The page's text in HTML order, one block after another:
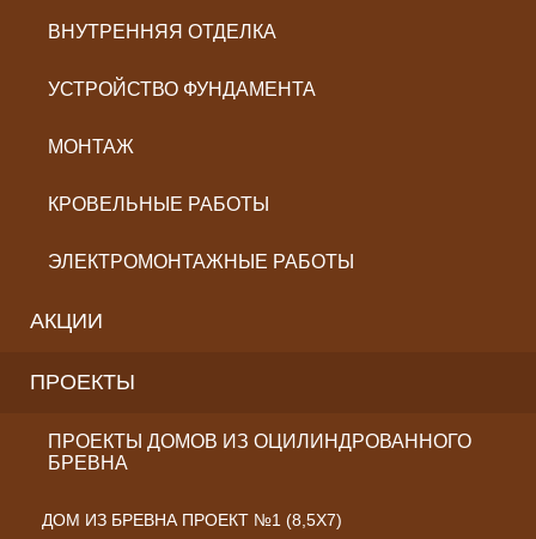
ВНУТРЕННЯЯ ОТДЕЛКА
УСТРОЙСТВО ФУНДАМЕНТА
МОНТАЖ
КРОВЕЛЬНЫЕ РАБОТЫ
ЭЛЕКТРОМОНТАЖНЫЕ РАБОТЫ
АКЦИИ
ПРОЕКТЫ
ПРОЕКТЫ ДОМОВ ИЗ ОЦИЛИНДРОВАННОГО
БРЕВНА
ДОМ ИЗ БРЕВНА ПРОЕКТ №1 (8,5X7)